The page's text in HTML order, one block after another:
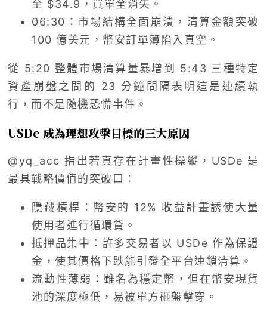
至 $34.9，買單全消失。
06:30：市場結構全面崩潰，清算金額突破
100 億美元，幣安訂單簿陷入真空。
從 5:20 整體市場清算量暴增到 5:43 三種特定
資產崩盤之間的 23 分鐘間隔表明這是連續執
行，而不是隨機恐慌事件。
USDe 成為理想攻擊目標的三大原因
@yq_acc 指出若真存在計畫性操縱，USDe 是
最具戰略價值的突破口：
隱藏槓桿：幣安的 12% 收益計畫誘使大量
使用者進行循環貸。
抵押品集中：許多交易者以 USDe 作為保證
金，使其價格下跌能引發全平台連鎖清算。
流動性薄弱：雖名為穩定幣，但在幣安現貨
池的深度極低，易被單方砸盤擊穿。